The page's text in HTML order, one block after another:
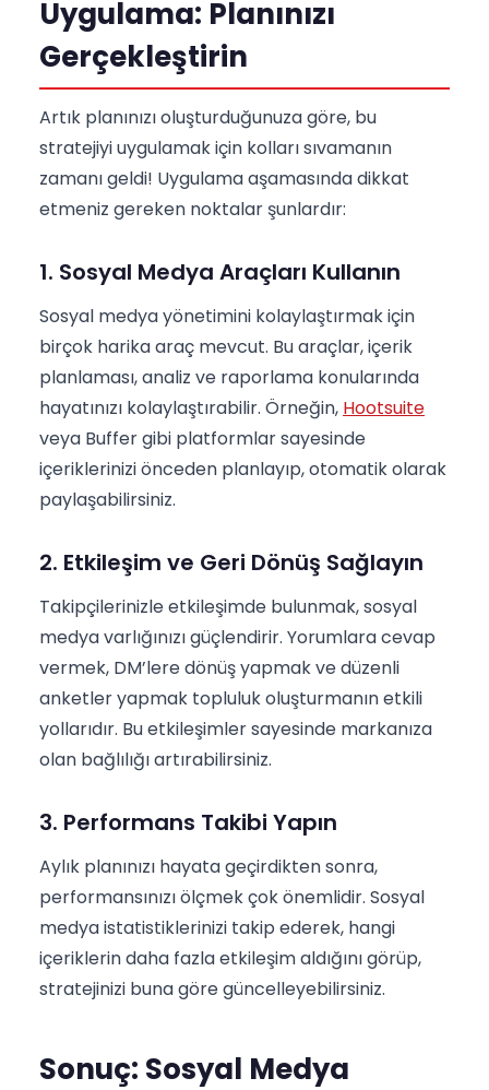
Uygulama: Planınızı
Gerçekleştirin
Artık planınızı oluşturduğunuza göre, bu
stratejiyi uygulamak için kolları sıvamanın
zamanı geldi! Uygulama aşamasında dikkat
etmeniz gereken noktalar şunlardır:
1. Sosyal Medya Araçları Kullanın
Sosyal medya yönetimini kolaylaştırmak için
birçok harika araç mevcut. Bu araçlar, içerik
planlaması, analiz ve raporlama konularında
hayatınızı kolaylaştırabilir. Örneğin, Hootsuite
veya Buffer gibi platformlar sayesinde
içeriklerinizi önceden planlayıp, otomatik olarak
paylaşabilirsiniz.
2. Etkileşim ve Geri Dönüş Sağlayın
Takipçilerinizle etkileşimde bulunmak, sosyal
medya varlığınızı güçlendirir. Yorumlara cevap
vermek, DM’lere dönüş yapmak ve düzenli
anketler yapmak topluluk oluşturmanın etkili
yollarıdır. Bu etkileşimler sayesinde markanıza
olan bağlılığı artırabilirsiniz.
3. Performans Takibi Yapın
Aylık planınızı hayata geçirdikten sonra,
performansınızı ölçmek çok önemlidir. Sosyal
medya istatistiklerinizi takip ederek, hangi
içeriklerin daha fazla etkileşim aldığını görüp,
stratejinizi buna göre güncelleyebilirsiniz.
Sonuç: Sosyal Medya